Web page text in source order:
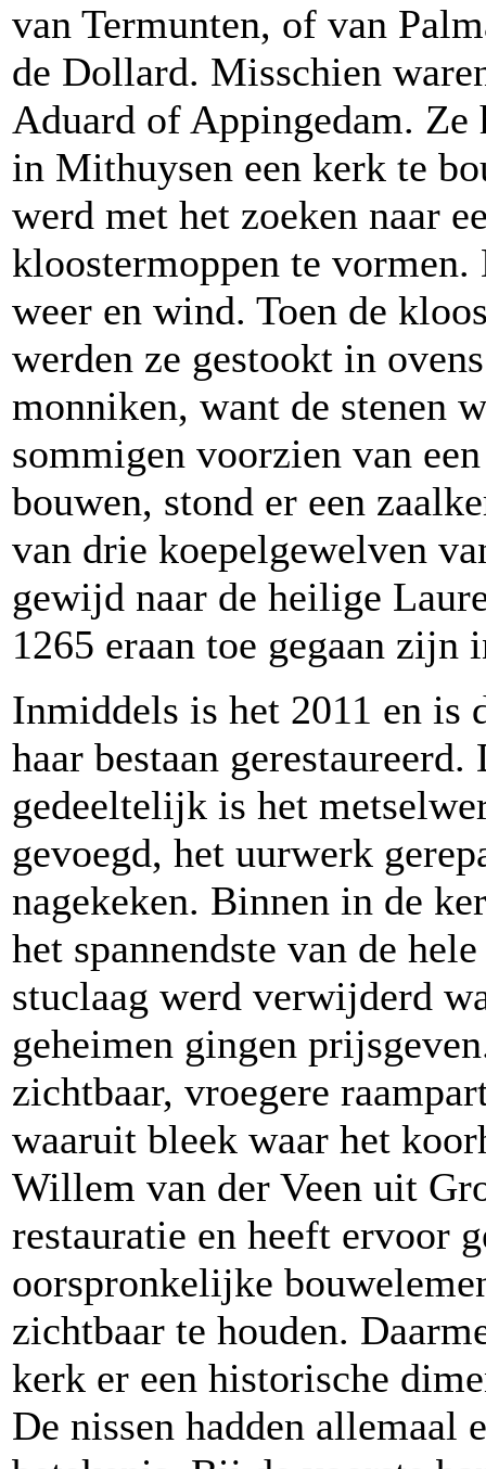
van Termunten, of van
de Dollard. Misschien
Aduard of Appingedam. Ze
in Mithuysen een kerk te
werd met het zoeken naar
kloostermoppen te
weer en wind. Toen de
werden ze gestookt in
monniken, want de stenen
sommigen voorzien van
bouwen, stond er een
van drie koepelgewelven
gewijd naar de heilige
1265 eraan toe gegaan zijn
Inmiddels is het 2011 en is
haar bestaan
gedeeltelijk is het
gevoegd, het uurwerk
nagekeken. Binnen in de
het spannendste van de
stuclaag werd verwijderd
geheimen gingen
zichtbaar, vroegere
waaruit bleek waar het
Willem van der Veen uit
restauratie en heeft ervoor
oorspronkelijke
zichtbaar te houden.
kerk er een historische
De nissen hadden